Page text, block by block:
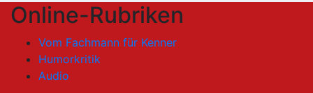
Online-Rubriken
Vom Fachmann für Kenner
Humorkritik
Audio